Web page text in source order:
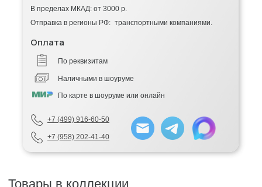
+7 (958) 202-41-40
+7 (499) 916-60-50
По реквизитам
Наличными в шоуруме
По карте в шоуруме или онлайн
Оплата
В пределах МКАД: от 3000 р.
Отправка в регионы РФ: транспортными компаниями.